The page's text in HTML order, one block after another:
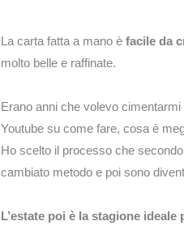
La carta fatta a mano è facile da
molto belle e raffinate.
Erano anni che volevo
Youtube su come fare, cosa è
Ho scelto il processo che
cambiato metodo e poi sono
L’estate poi è la stagione